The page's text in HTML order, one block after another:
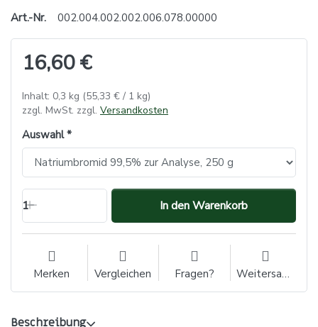
Art.-Nr.
002.004.002.002.006.078.00000
16,60 €
Inhalt: 0,3 kg (55,33 € / 1 kg)
zzgl. MwSt. zzgl. Versandkosten
Auswahl
1 In den Warenkorb
Merken Vergleichen Fragen? Weitersagen
Beschreibung